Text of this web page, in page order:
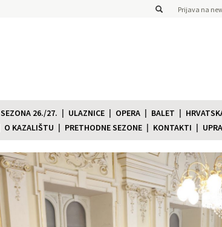
Prijava na
SEZONA 26./27. ULAZNICE OPERA BALET
O KAZALIŠTU PRETHODNE SEZONE KONTAKTI